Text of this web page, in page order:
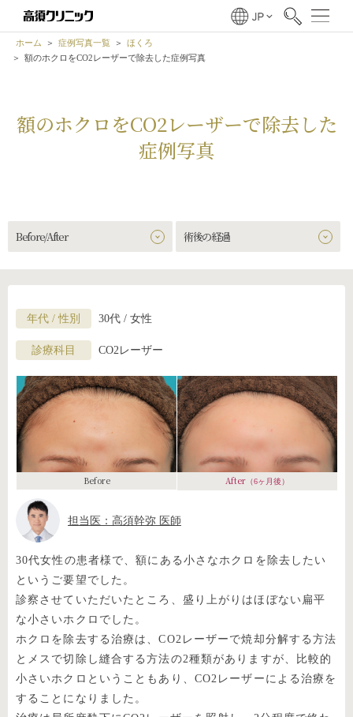
ホーム 症例写真一覧
ほくろ
額のホクロをCO2レーザーで除去した症例写真
額のホクロをCO2レーザーで除去した
症例写真
Before/After 術後の経過
年代 / 性別 30代 / 女性
診療科目 CO2レーザー
Before After （6ヶ月後）
担当医：高須幹弥 医師
30代女性の患者様で、額にある小さなホクロを除去したい
というご要望でした。
診察させていただいたところ、盛り上がりはほぼない扁平
な小さいホクロでした。
ホクロを除去する治療は、CO2レーザーで焼却分解する方法
とメスで切除し縫合する方法の2種類がありますが、比較的
小さいホクロということもあり、CO2レーザーによる治療を
することになりました。